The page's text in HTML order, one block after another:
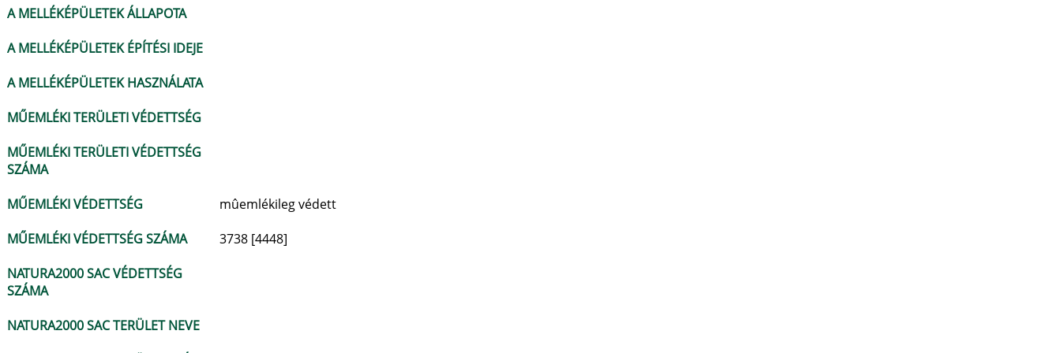
A MELLÉKÉPÜLETEK ÁLLAPOTA
A MELLÉKÉPÜLETEK ÉPÍTÉSI IDEJE
A MELLÉKÉPÜLETEK HASZNÁLATA
MŰEMLÉKI TERÜLETI VÉDETTSÉG
MŰEMLÉKI TERÜLETI VÉDETTSÉG
SZÁMA
MŰEMLÉKI VÉDETTSÉG
mûemlékileg védett
MŰEMLÉKI VÉDETTSÉG SZÁMA
3738 [4448]
NATURA2000 SAC VÉDETTSÉG
SZÁMA
NATURA2000 SAC TERÜLET NEVE